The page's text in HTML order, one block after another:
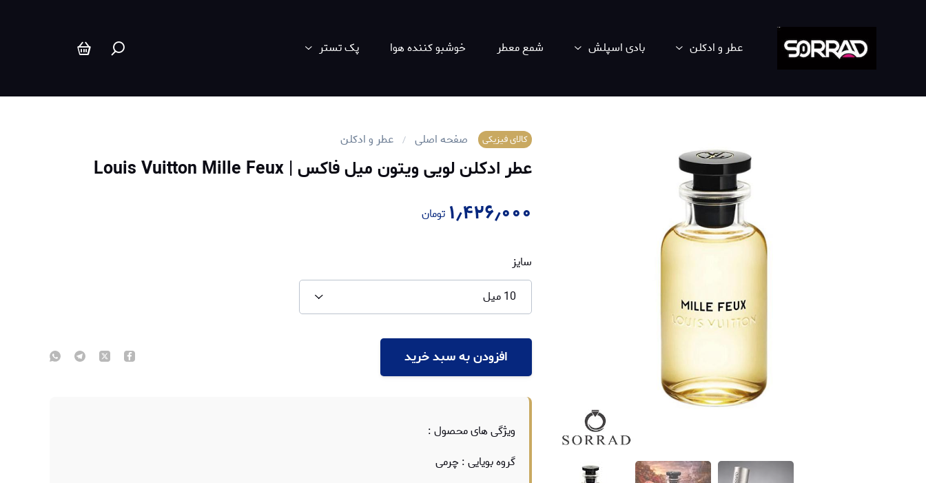
عطر و ادکلن بادی اسپلش شمع معطر خوشبو کننده هوا پک تستر
کالای فیزیکی صفحه اصلی عطر و ادکلن
عطر ادکلن لویی ویتون میل فاکس | Louis Vuitton Mille Feux
۱٫۴۲۶٫۰۰۰ تومان
سایز
10 میل
افزودن به سبد خرید
ویژگی های محصول :
گروه بویایی : چرمی